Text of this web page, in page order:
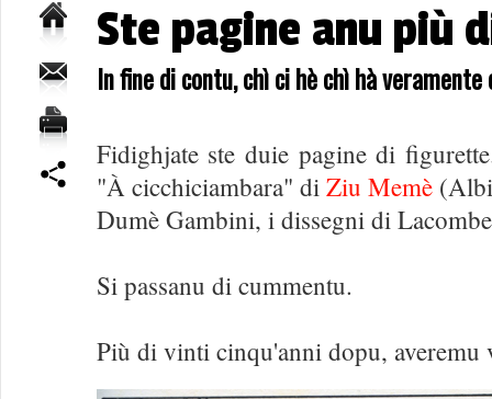
Ste pagine anu più
In fine di contu, chì ci hè chì hà
Fidighjate ste duie pagine di
"À cicchiciambara" diZiu Memè
Dumè Gambini, i dissegni di
Si passanu di cummentu.
Più di vinti cinqu'anni dopu, averemu